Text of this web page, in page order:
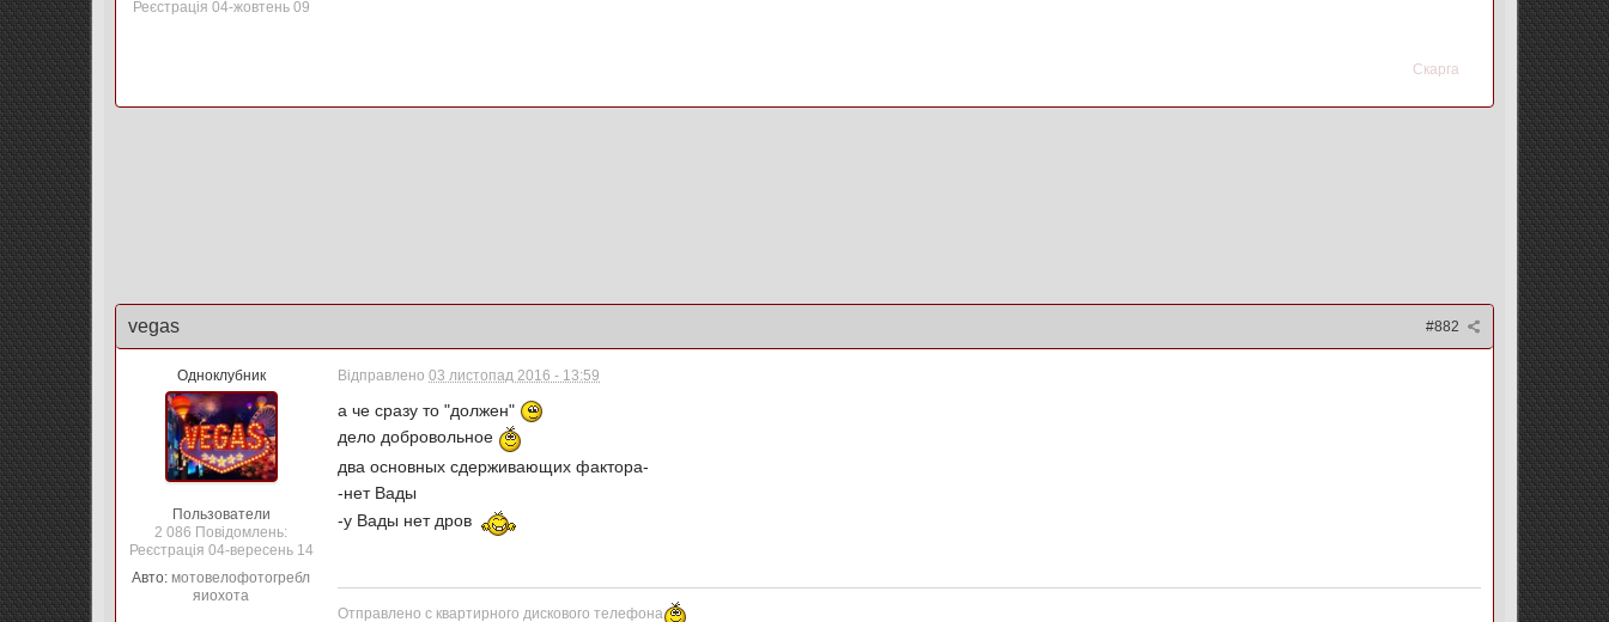
Реєстрація 04-жовтень 09
Скарга
#882
vegas
Одноклубник
Пользователи
2 086 Повідомлень:
Реєстрація 04-вересень 14
Авто: мотовелофотогребл
яиохота
Відправлено03 листопад 2016 - 13:59
а че сразу то "должен"
дело добровольное
два основных сдерживающих фактора-
-нет Вады
-у Вады нет дров
Отправлено с квартирного дискового телефона